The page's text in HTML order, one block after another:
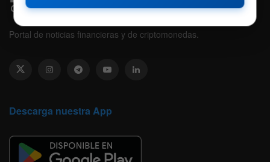
Portal de noticias financieras y de criptomonedas.
Descarga nuestra App